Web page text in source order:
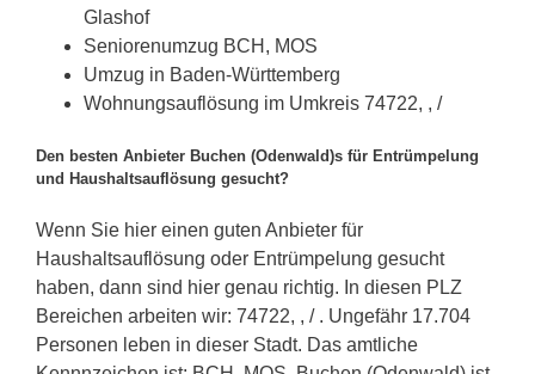
Glashof
Seniorenumzug BCH, MOS
Umzug in Baden-Württemberg
Wohnungsauflösung im Umkreis 74722, , /
Den besten Anbieter Buchen (Odenwald)s für Entrümpelung
und Haushaltsauflösung gesucht?
Wenn Sie hier einen guten Anbieter für
Haushaltsauflösung oder Entrümpelung gesucht
haben, dann sind hier genau richtig. In diesen PLZ
Bereichen arbeiten wir: 74722, , / . Ungefähr 17.704
Personen leben in dieser Stadt. Das amtliche